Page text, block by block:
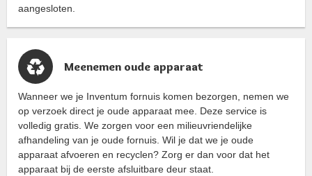
aangesloten.
Meenemen oude apparaat
Wanneer we je Inventum fornuis komen bezorgen, nemen we
op verzoek direct je oude apparaat mee. Deze service is
volledig gratis. We zorgen voor een milieuvriendelijke
afhandeling van je oude fornuis. Wil je dat we je oude
apparaat afvoeren en recyclen? Zorg er dan voor dat het
apparaat bij de eerste afsluitbare deur staat.